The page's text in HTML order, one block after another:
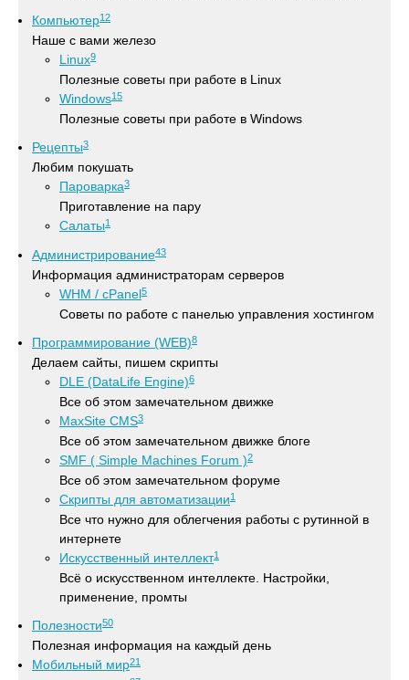
Компьютер12
Наше с вами железо
Linux9
Полезные советы при работе в Linux
Windows15
Полезные советы при работе в Windows
Рецепты3
Любим покушать
Пароварка3
Приготавление на пару
Салаты1
Администрирование43
Информация администраторам серверов
WHM / cPanel5
Советы по работе с панелью управления хостингом
Программирование (WEB)8
Делаем сайты, пишем скрипты
DLE (DataLife Engine)6
Все об этом замечательном движке
MaxSite CMS3
Все об этом замечательном движке блоге
SMF ( Simple Machines Forum )2
Все об этом замечательном форуме
Скрипты для автоматизации1
Все что нужно для облегчения работы с рутинной в
интернете
Искусственный интеллект1
Всё о искусственном интеллекте. Настройки,
применение, промты
Полезности50
Полезная информация на каждый день
Мобильный мир21